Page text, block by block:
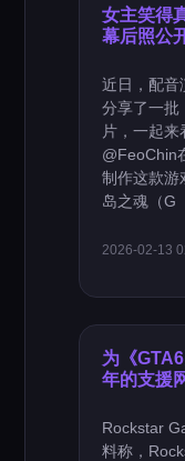
女主笑得
幕后照公
近日，配音
分享了一批
片，一起来
@FeoChin
制作这款游
岛之魂（G
2026-02-13
为《
年的支援
Rockstar
料称，